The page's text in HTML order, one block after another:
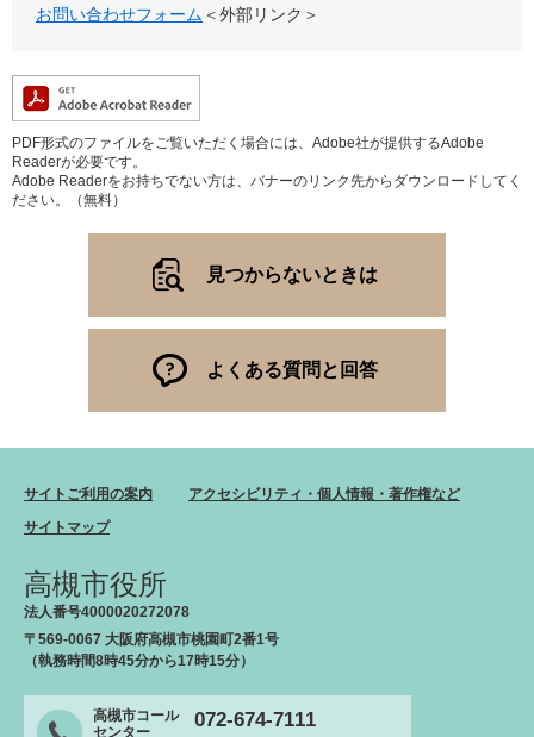
お問い合わせフォーム ＜外部リンク＞
PDF形式のファイルをご覧いただく場合には、Adobe社が提供するAdobe
Readerが必要です。
Adobe Readerをお持ちでない方は、バナーのリンク先からダウンロードしてく
ださい。（無料）
見つからないときは
よくある質問と回答
サイトご利用の案内
アクセシビリティ・個人情報・著作権など
サイトマップ
高槻市役所
法人番号4000020272078
〒569-0067 大阪府高槻市桃園町2番1号
（執務時間8時45分から17時15分）
高槻市コール
センター
072-674-7111